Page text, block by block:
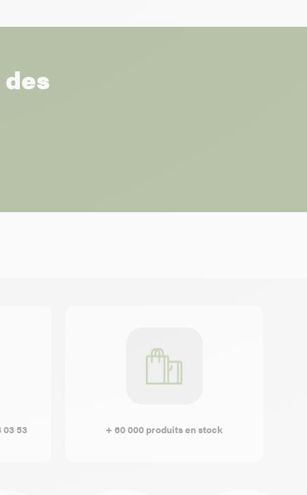
03 53 + 60 000 produits en stock